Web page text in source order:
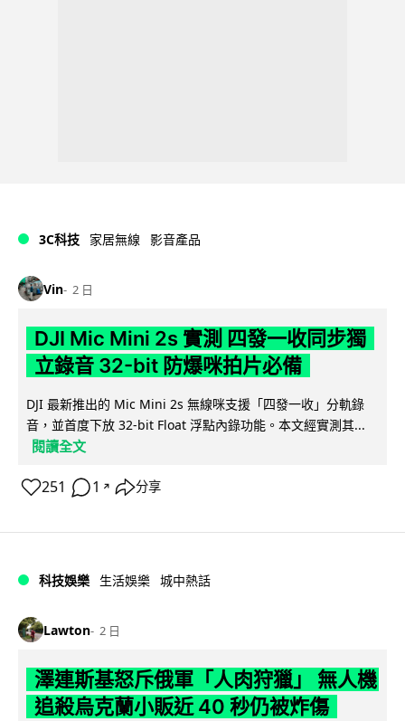
3C科技 家居無線 影音產品
Vin 2 日
DJI Mic Mini 2s 實測 四發一收同步獨
立錄音 32-bit 防爆咪拍片必備
DJI 最新推出的 Mic Mini 2s 無線咪支援「四發一收」分軌錄
音，並首度下放 32-bit Float 浮點內錄功能。本文經實測其...
閱讀全文
251 1 ↗ 分享
科技娛樂 生活娛樂 城中熱話
Lawton 2 日
澤連斯基怒斥俄軍「人肉狩獵」 無人機
追殺烏克蘭小販近 40 秒仍被炸傷